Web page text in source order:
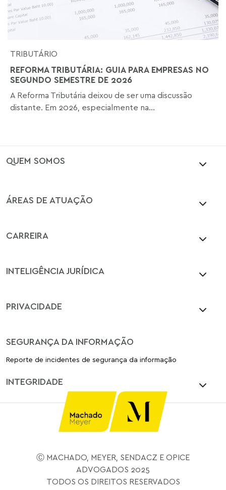
TRIBUTÁRIO
REFORMA TRIBUTÁRIA: GUIA PARA EMPRESAS NO
SEGUNDO SEMESTRE DE 2026
A Reforma Tributária deixou de ser uma discussão
distante. Em 2026, especialmente na...
QUEM SOMOS
ÁREAS DE ATUAÇÃO
CARREIRA
INTELIGÊNCIA JURÍDICA
PRIVACIDADE
SEGURANÇA DA INFORMAÇÃO
Reporte de incidentes de segurança da informação
INTEGRIDADE
Ⓒ MACHADO, MEYER, SENDACZ E OPICE
ADVOGADOS 2025
TODOS OS DIREITOS RESERVADOS